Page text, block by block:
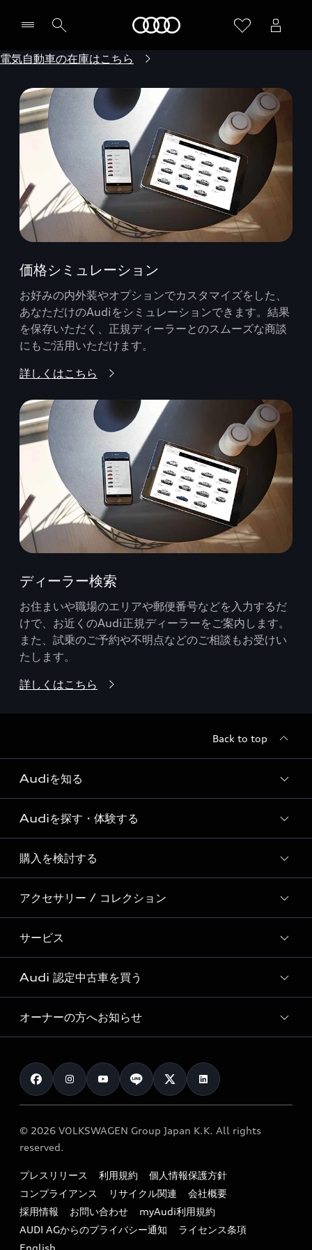
電気自動車の在庫はこちら
価格シミュレーション
お好みの内外装やオプションでカスタマイズをした、
あなただけのAudiをシミュレーションできます。結果
を保存いただく、正規ディーラーとのスムーズな商談
にもご活用いただけます。
詳しくはこちら
ディーラー検索
お住まいや職場のエリアや郵便番号などを入力するだ
けで、お近くのAudi正規ディーラーをご案内します。
また、試乗のご予約や不明点などのご相談もお受けい
たします。
詳しくはこちら
Back to top
Audiを知る
Audi ブランド
Story of Progress
Audi Sport
Formula 1®
デジタルサービス
Audiを探す・体験する
ディーラー検索
新車在庫検索
試乗車・展示車検索
見積り依頼
試乗予約
購入を検討する
モデル一覧
特別仕様モデル / 限定モデル
e-tronラインアップ
価格シミュレーション
車両比較
カタログ一覧
アクセサリー / コレクション
純正アクセサリー
オンラインショップ
Audi collection
アウディナビアプリ
サービス
サービス入庫予約
サービスプログラム
メンテナンス
車検 / 定期点検
e-tronアフターサポート
myAudi
Audi 認定中古車を買う
Audi認定中古車
クオリティ
保証
メンテナンス
ファイナンス
キャンペーン / イベント
買取査定
オーナーの方へお知らせ
お知らせ
オーナー様向けキャンペーン
特定整備適用車一覧
リサイクル法
よくある質問（FAQ）
© 2026 VOLKSWAGEN Group Japan K.K. All rights
reserved.
プレスリリース 利用規約
個人情報保護方針
コンプライアンス
リサイクル関連
会社概要
採用情報
お問い合わせ
myAudi利用規約
AUDI AGからのプライバシー通知
ライセンス条項
English